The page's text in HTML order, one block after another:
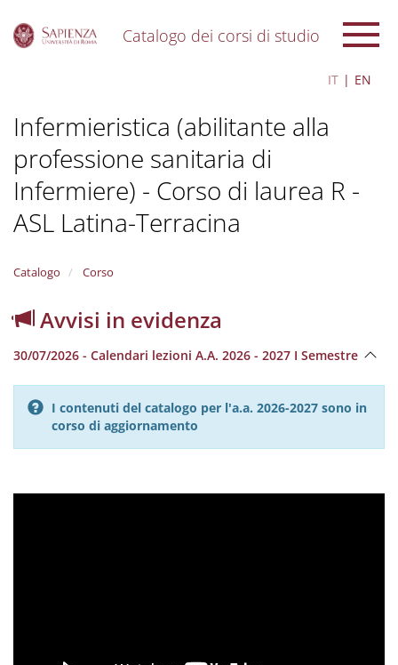
Catalogo dei corsi di studio
IT EN
Infermieristica (abilitante alla
professione sanitaria di
Infermiere) - Corso di laurea R -
ASL Latina-Terracina
Catalogo Corso
Avvisi in evidenza
30/07/2026 - Calendari lezioni A.A. 2026 - 2027 I Semestre
I contenuti del catalogo per l'a.a. 2026-2027 sono in
corso di aggiornamento